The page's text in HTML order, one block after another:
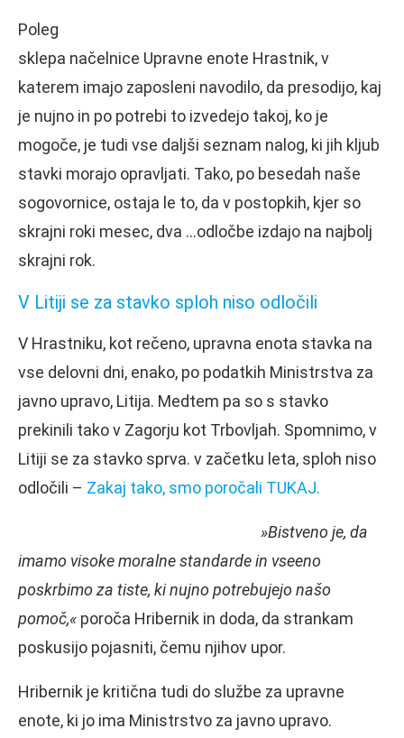
Poleg
sklepa načelnice Upravne enote Hrastnik, v
katerem imajo zaposleni navodilo, da presodijo, kaj
je nujno in po potrebi to izvedejo takoj, ko je
mogoče, je tudi vse daljši seznam nalog, ki jih kljub
stavki morajo opravljati. Tako, po besedah naše
sogovornice, ostaja le to, da v postopkih, kjer so
skrajni roki mesec, dva …odločbe izdajo na najbolj
skrajni rok.
V Litiji se za stavko sploh niso odločili
V Hrastniku, kot rečeno, upravna enota stavka na
vse delovni dni, enako, po podatkih Ministrstva za
javno upravo, Litija. Medtem pa so s stavko
prekinili tako v Zagorju kot Trbovljah. Spomnimo, v
Litiji se za stavko sprva. v začetku leta, sploh niso
odločili – Zakaj tako, smo poročali TUKAJ.
»Bistveno je, da
imamo visoke moralne standarde in vseeno
poskrbimo za tiste, ki nujno potrebujejo našo
pomoč,« poroča Hribernik in doda, da strankam
poskusijo pojasniti, čemu njihov upor.
Hribernik je kritična tudi do službe za upravne
enote, ki jo ima Ministrstvo za javno upravo.